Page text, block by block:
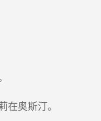
奥斯汀。